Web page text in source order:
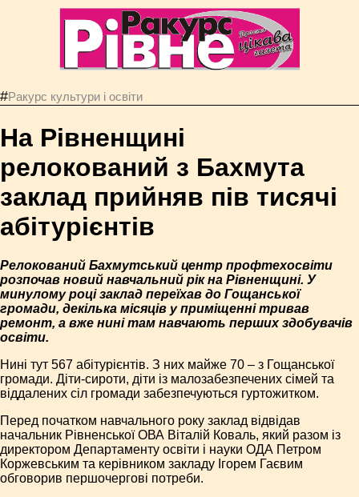
#Ракурс культури і освіти
На Рівненщині
релокований з Бахмута
заклад прийняв пів тисячі
абітурієнтів
Релокований Бахмутський центр профтехосвіти
розпочав новий навчальний рік на Рівненщині. У
минулому році заклад переїхав до Гощанської
громади, декілька місяців у приміщенні тривав
ремонт, а вже нині там навчають перших здобувачів
освіти.
Нині тут 567 абітурієнтів. З них майже 70 – з Гощанської
громади. Діти-сироти, діти із малозабезпечених сімей та
віддалених сіл громади забезпечуються гуртожитком.
Перед початком навчального року заклад відвідав
начальник Рівненської ОВА Віталій Коваль, який разом із
директором Департаменту освіти і науки ОДА Петром
Коржевським та керівником закладу Ігорем Гаєвим
обговорив першочергові потреби.